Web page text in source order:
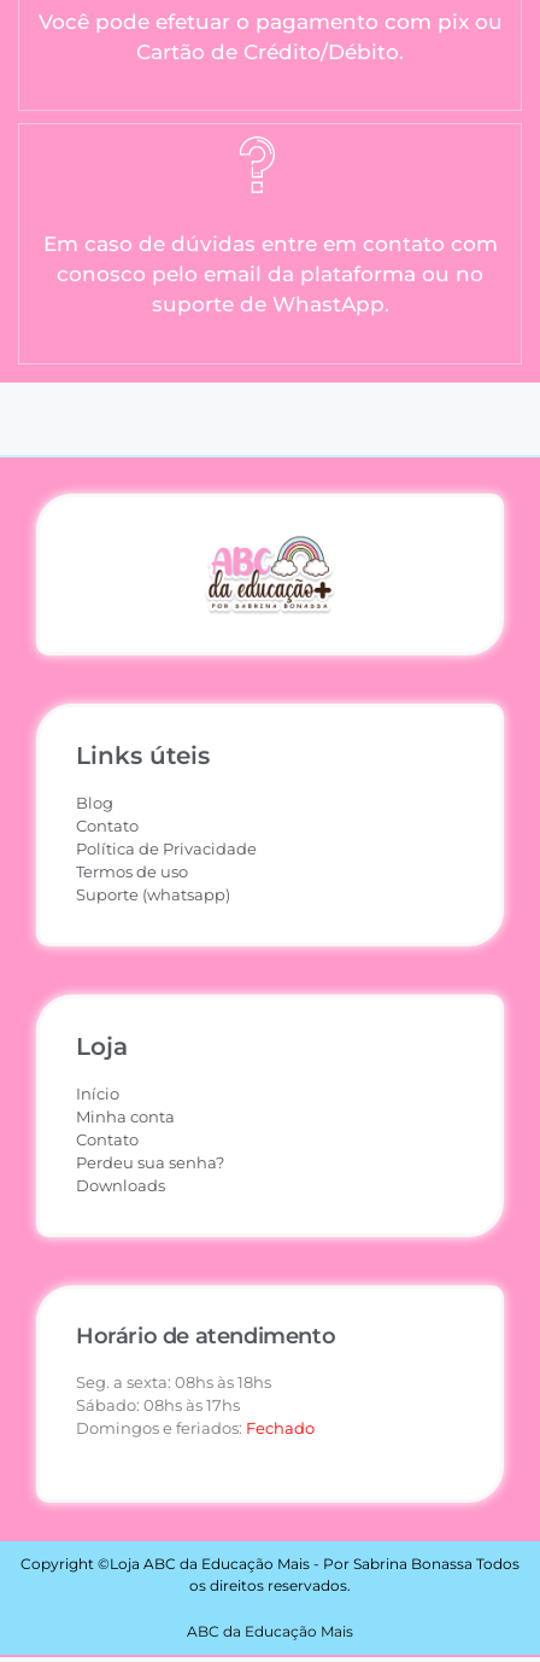
Você pode efetuar o pagamento com pix ou
Cartão de Crédito/Débito.
Em caso de dúvidas entre em contato com
conosco pelo email da plataforma ou no
suporte de WhastApp.
Links úteis
Blog
Contato
Política de Privacidade
Termos de uso
Suporte (whatsapp)
Loja
Início
Minha conta
Contato
Perdeu sua senha?
Downloads
Horário de atendimento
Seg. a sexta: 08hs às 18hs
Sábado: 08hs às 17hs
Domingos e feriados: Fechado
Copyright ©Loja ABC da Educação Mais - Por Sabrina Bonassa Todos
os direitos reservados.
ABC da Educação Mais